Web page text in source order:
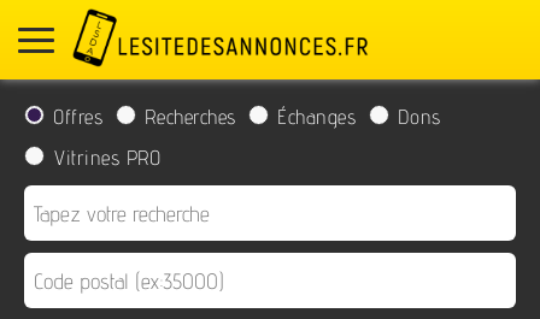
Offres Recherches Échanges
Dons
Vitrines PRO